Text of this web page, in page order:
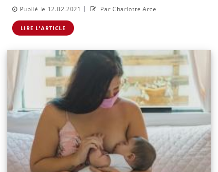
Publié le 12.02.2021 | Par Charlotte Arce
LIRE L'ARTICLE